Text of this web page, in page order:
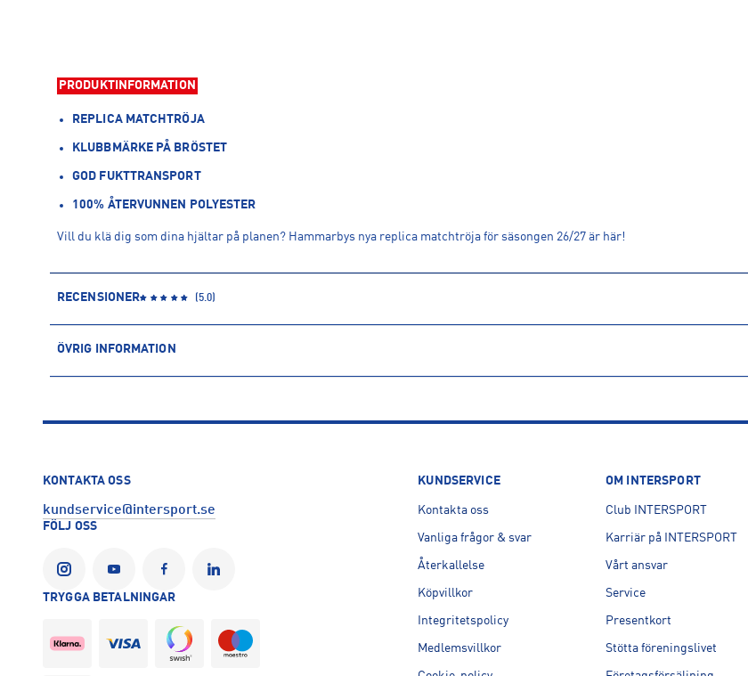
PRODUKTINFORMATION
REPLICA MATCHTRÖJA
KLUBBMÄRKE PÅ BRÖSTET
GOD FUKTTRANSPORT
100% ÅTERVUNNEN POLYESTER
Vill du klä dig som dina hjältar på planen? Hammarbys nya replica matchtröja för säsongen 26/27 är här!
RECENSIONER (5.0)
ÖVRIG INFORMATION
Leverantörens produktnummer: C18504
Tillverkare:Craft of Scandinavia
Kontakt tillverkare: customercare@craftsportswear.com
KONTAKTA OSS
kundservice@intersport.se
FÖLJ OSS
TRYGGA BETALNINGAR
KUNDSERVICE
Kontakta oss
Vanliga frågor & svar
Återkallelse
Köpvillkor
Integritetspolicy
Medlemsvillkor
OM INTERSPORT
Club INTERSPORT
Karriär på INTERSPORT
Vårt ansvar
Service
Presentkort
Stötta föreningslivet